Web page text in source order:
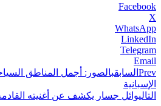
Facebook
X
WhatsApp
LinkedIn
Telegram
Email
Prev السابقبالصور: أجمل المناطق
الإسبانية
التاليوائل جسار يكشف عن أغنيته